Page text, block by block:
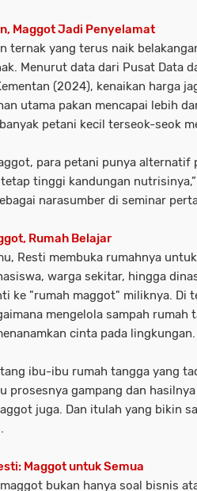
Maggot Jadi Penyelamat
ternak yang terus naik
Menurut data dari Pusat Data
(2024), kenaikan harga
utama pakan mencapai lebih
petani kecil terseok-seok
para petani punya alternatif
tinggi kandungan
narasumber di seminar
Rumah Belajar
Resti membuka rumahnya
warga sekitar, hingga
ke "rumah maggot" miliknya. Di
mengelola sampah rumah
cinta pada lingkungan.
ibu-ibu rumah tangga yang
prosesnya gampang dan
juga. Dan itulah yang bikin
Maggot untuk Semua
bukan hanya soal bisnis